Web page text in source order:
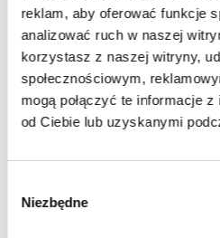
reklam, aby oferować funkcje
analizować ruch w naszej
korzystasz z naszej witryny,
społecznościowym,
mogą połączyć te informacje
od Ciebie lub uzyskanymi
zgody
Niezbędne
POSZUKUJESZ